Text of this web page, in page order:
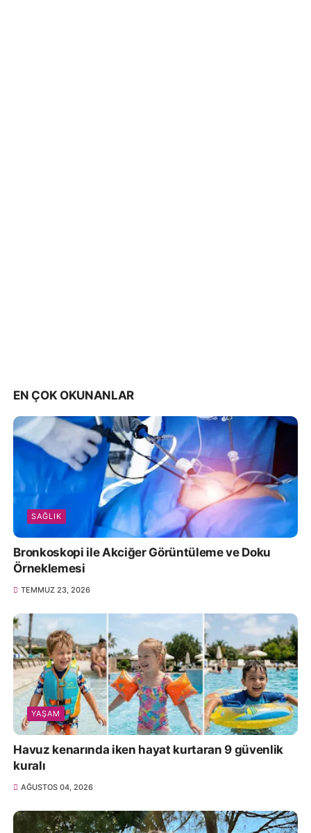
EN ÇOK OKUNANLAR
SAĞLIK
Bronkoskopi ile Akciğer Görüntüleme ve Doku
Örneklemesi
TEMMUZ 23, 2026
YAŞAM
Havuz kenarında iken hayat kurtaran 9 güvenlik
kuralı
AĞUSTOS 04, 2026